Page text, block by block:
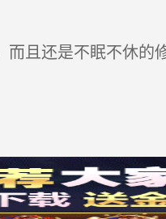
且还是不眠不休的